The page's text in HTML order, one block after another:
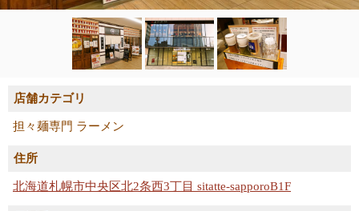
店舗カテゴリ
担々麺専門 ラーメン
住所
北海道札幌市中央区北2条西3丁目 sitatte-sapporoB1F